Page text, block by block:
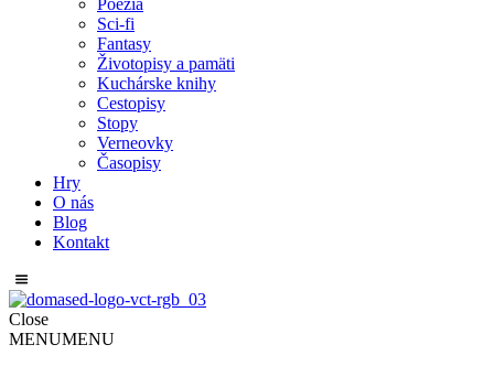
Poézia
Sci-fi
Fantasy
Životopisy a pamäti
Kuchárske knihy
Cestopisy
Stopy
Verneovky
Časopisy
Hry
O nás
Blog
Kontakt
Close
MENUMENU